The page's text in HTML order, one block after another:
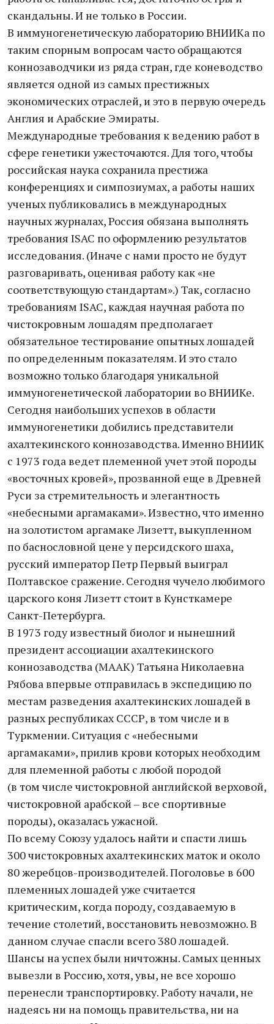
скандальны. И не только в России.
В иммуногенетическую лабораторию ВНИИКа по
таким спорным вопросам часто обращаются
коннозаводчики из ряда стран, где коневодство
является одной из самых престижных
экономических отраслей, и это в первую очередь
Англия и Арабские Эмираты.
Международные требования к ведению работ в
сфере генетики ужесточаются. Для того, чтобы
российская наука сохранила престижа
конференциях и симпозиумах, а работы наших
ученых публиковались в международных
научных журналах, Россия обязана выполнять
требования ISAC по оформлению результатов
исследования. (Иначе с нами просто не будут
разговаривать, оценивая работу как «не
соответствующую стандартам».) Так, согласно
требованиям ISAC, каждая научная работа по
чистокровным лошадям предполагает
обязательное тестирование опытных лошадей
по определенным показателям. И это стало
возможно только благодаря уникальной
иммуногенетической лаборатории во ВНИИКе.
Сегодня наибольших успехов в области
иммуногенетики добились представители
ахалтекинского коннозаводства. Именно ВНИИК
с 1973 года ведет племенной учет этой породы
«восточных кровей», прозванной еще в Древней
Руси за стремительность и элегантность
«небесными аргамаками». Известно, что именно
на золотистом аргамаке Лизетт, выкупленном
по баснословной цене у персидского шаха,
русский император Петр Первый выиграл
Полтавское сражение. Сегодня чучело любимого
царского коня Лизетт стоит в Кунсткамере
Санкт-Петербурга.
В 1973 году известный биолог и нынешний
президент ассоциации ахалтекинского
коннозаводства (МААК) Татьяна Николаевна
Рябова впервые отправилась в экспедицию по
местам разведения ахалтекинских лошадей в
разных республиках СССР, в том числе и в
Туркмении. Ситуация с «небесными
аргамаками», прилив крови которых необходим
для племенной работы с любой породой
(в том числе чистокровной английской верховой,
чистокровной арабской – все спортивные
породы), оказалась ужасной.
По всему Союзу удалось найти и спасти лишь
300 чистокровных ахалтекинских маток и около
80 жеребцов-производителей. Поголовье в 600
племенных лошадей уже считается
критическим, когда породу, создаваемую в
течение столетий, восстановить невозможно. В
данном случае спасли всего 380 лошадей.
Шансы на успех были ничтожны. Самых ценных
вывезли в Россию, хотя, увы, не все хорошо
перенесли транспортировку. Работу начали, не
надеясь ни на помощь правительства, ни на